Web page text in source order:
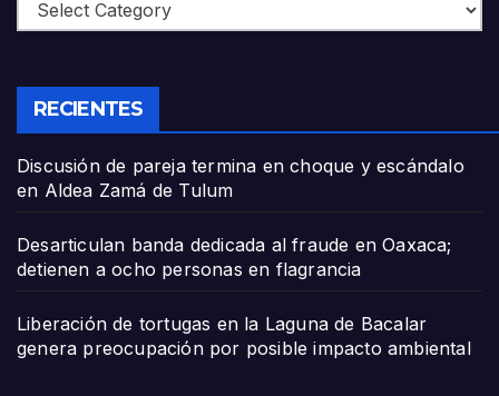
RECIENTES
Discusión de pareja termina en choque y escándalo
en Aldea Zamá de Tulum
Desarticulan banda dedicada al fraude en Oaxaca;
detienen a ocho personas en flagrancia
Liberación de tortugas en la Laguna de Bacalar
genera preocupación por posible impacto ambiental